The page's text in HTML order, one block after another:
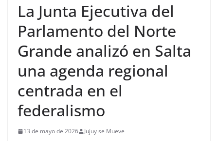
La Junta Ejecutiva del
Parlamento del Norte
Grande analizó en Salta
una agenda regional
centrada en el
federalismo
13 de mayo de 2026 Jujuy se Mueve